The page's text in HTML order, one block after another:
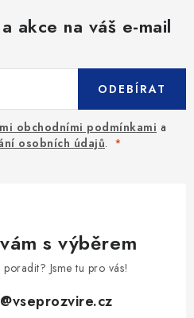
akce na váš e-mail
obchodními podmínkami a
osobních údajů.
ODEBÍRAT
s výběrem
Jsme tu pro vás!
@vseprozvire.cz